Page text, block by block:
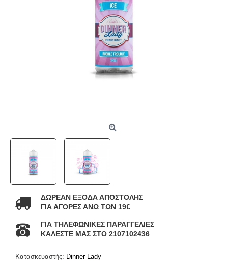
ΔΩΡΕΑΝ ΕΞΟΔΑ ΑΠΟΣΤΟΛΗΣ
ΓΙΑ ΑΓΟΡΕΣ ΑΝΩ ΤΩΝ 19€
ΓΙΑ ΤΗΛΕΦΩΝΙΚΕΣ ΠΑΡΑΓΓΕΛΙΕΣ
ΚΑΛΕΣΤΕ ΜΑΣ ΣΤΟ 2107102436
Κατασκευαστής: Dinner Lady